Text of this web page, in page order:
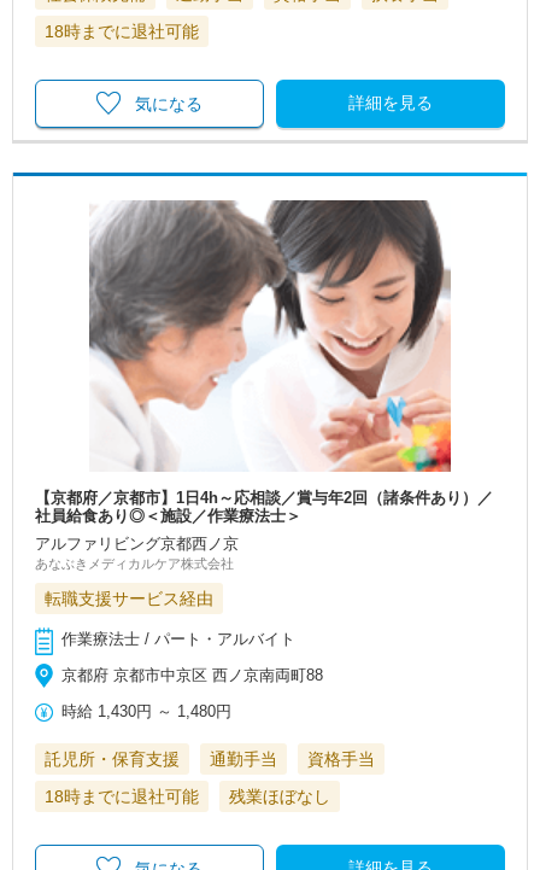
18時までに退社可能
詳細を見る
気になる
【京都府／京都市】1日4h～応相談／賞与年2回（諸条件あり）／
社員給食あり◎＜施設／作業療法士＞
アルファリビング京都西ノ京
あなぶきメディカルケア株式会社
転職支援サービス経由
作業療法士 / パート・アルバイト
京都府 京都市中京区 西ノ京南両町88
時給 1,430円 ～ 1,480円
託児所・保育支援 通勤手当
資格手当
18時までに退社可能
残業ほぼなし